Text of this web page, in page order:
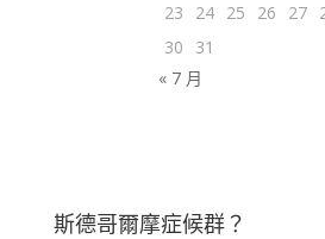
23
24 25 26 27
30
31
« 7 月
斯德哥爾摩症候群？